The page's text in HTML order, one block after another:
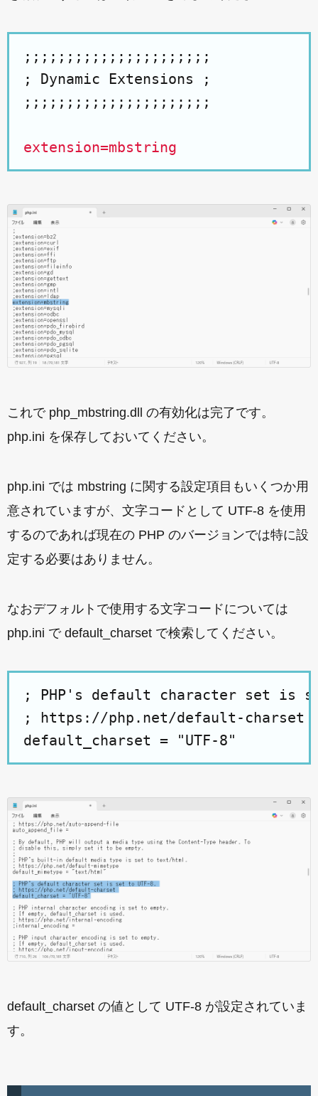
;;;;;;;;;;;;;;;;;;;;;;
; Dynamic Extensions ;
;;;;;;;;;;;;;;;;;;;;;;
extension=mbstring
これで php_mbstring.dll の有効化は完了です。
php.ini を保存しておいてください。
php.ini では mbstring に関する設定項目もいくつか用
意されていますが、文字コードとして UTF-8 を使用
するのであれば現在の PHP のバージョンでは特に設
定する必要はありません。
なおデフォルトで使用する文字コードについては
php.ini で default_charset で検索してください。
; PHP's default character set is
; https://php.net/default-charset
default_charset の値として UTF-8 が設定されていま
す。